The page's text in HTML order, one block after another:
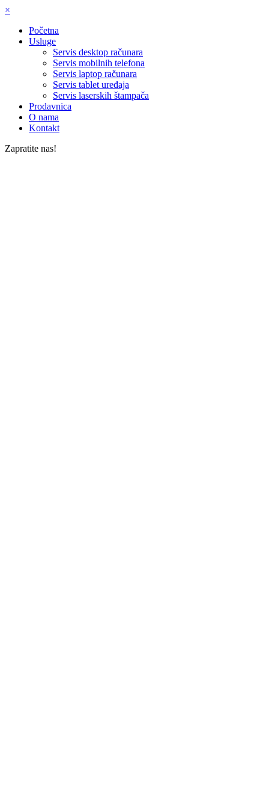
×
Početna
Usluge
Servis desktop računara
Servis mobilnih telefona
Servis laptop računara
Servis tablet uređaja
Servis laserskih štampača
Prodavnica
O nama
Kontakt
Zapratite nas!